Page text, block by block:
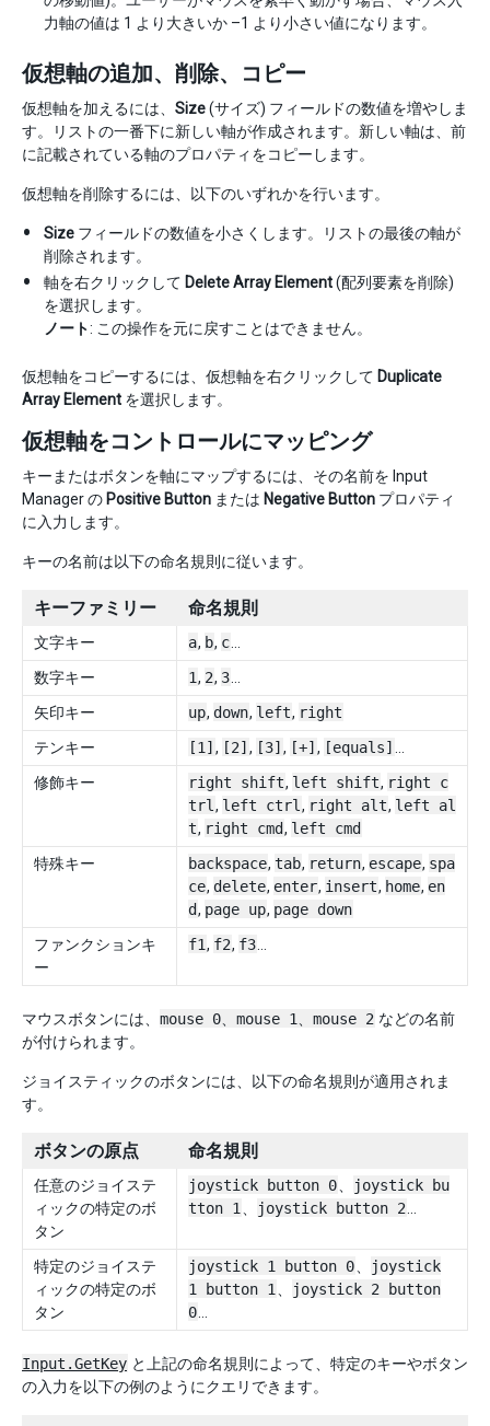
力軸の値は 1 より大きいか –1 より小さい値になります。
仮想軸の追加、削除、コピー
仮想軸を加えるには、 Size(サイズ) フィールドの数値を増やしま
す。リストの一番下に新しい軸が作成されます。新しい軸は、前
に記載されている軸のプロパティをコピーします。
仮想軸を削除するには、以下のいずれかを行います。
Size フィールドの数値を小さくします。リストの最後の軸が
削除されます。
軸を右クリックして Delete Array Element(配列要素を削除)
を選択します。
ノート: この操作を元に戻すことはできません。
仮想軸をコピーするには、仮想軸を右クリックして Duplicate
Array Element を選択します。
仮想軸をコントロールにマッピング
キーまたはボタンを軸にマップするには、その名前を Input
Manager の Positive Button または Negative Button プロパティ
に入力します。
キーの名前は以下の命名規則に従います。
キーファミリー 命名規則
文字キー a, b, c
数字キー
1, 2, 3
矢印キー
up, down, left, right
テンキー
[1] , [2] , [3] , [+] , [equals]
修飾キー
right shift, left shift, right c
trl , left ctrl , right alt, left al
t, right cmd, left cmd
特殊キー
backspace, tab, return, escape, spa
ce, delete, enter, insert, home, en
d, page up, page down
ファンクションキ
ー
f1, f2, f3
マウスボタンには、 mouse 0、mouse 1、mouse 2 などの名前
が付けられます。
ジョイスティックのボタンには、以下の命名規則が適用されま
す。
ボタンの原点 命名規則
任意のジョイステ
ィックの特定のボ
タン
joystick button 0
joystick bu
tton 1
joystick button 2
特定のジョイステ
ィックの特定のボ
タン
joystick 1 button 0
joystick
1 button 1
joystick 2 button
0
Input.GetKey と上記の命名規則によって、特定のキーやボタン
の入力を以下の例のようにクエリできます。